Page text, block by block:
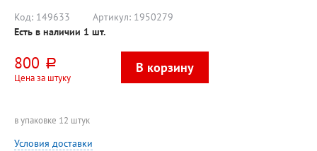
ляссе, 80г⁄м²,
мягкое
Код: 149633 Артикул: 1950279
Есть в наличии 1 шт.
800 руб.
Цена за штуку
в упаковке 12 штук
Условия доставки